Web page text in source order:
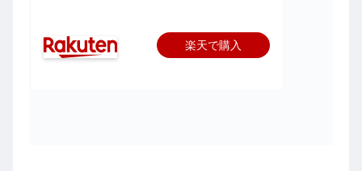
楽天で購入